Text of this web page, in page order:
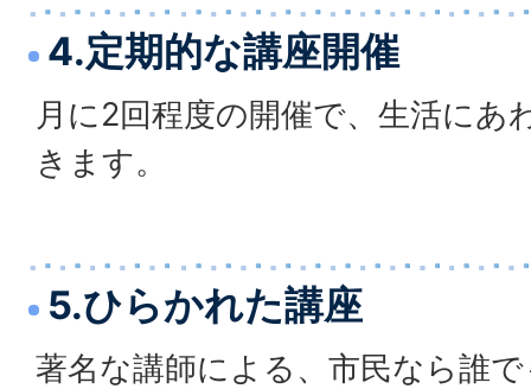
4.定期的な講座開催
月に2回程度の開催で、生活にあ
きます。
5.ひらかれた講座
著名な講師による、市民なら誰